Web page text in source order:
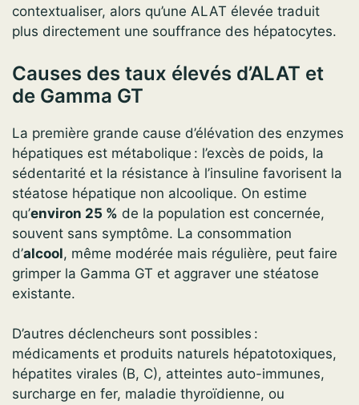
contextualiser, alors qu’une ALAT élevée traduit
plus directement une souffrance des hépatocytes.
Causes des taux élevés d’ALAT et
de Gamma GT
La première grande cause d’élévation des enzymes
hépatiques est métabolique : l’excès de poids, la
sédentarité et la résistance à l’insuline favorisent la
stéatose hépatique non alcoolique. On estime
qu’environ 25 % de la population est concernée,
souvent sans symptôme. La consommation
d’alcool, même modérée mais régulière, peut faire
grimper la Gamma GT et aggraver une stéatose
existante.
D’autres déclencheurs sont possibles :
médicaments et produits naturels hépatotoxiques,
hépatites virales (B, C), atteintes auto-immunes,
surcharge en fer, maladie thyroïdienne, ou